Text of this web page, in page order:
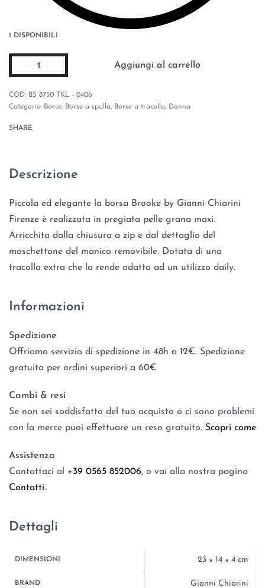
1 DISPONIBILI
Aggiungi al carrello
BS 8750 TKL - 0406
Categorie: Borse, Borse a spalla, Borse a tracolla, Donna
SHARE
Descrizione
Piccola ed elegante la borsa Brooke by Gianni Chiarini
Firenze è realizzata in pregiata pelle grana maxi.
Arricchita dalla chiusura a zip e dal dettaglio del
moschettone del manico removibile. Dotata di una
tracolla extra che la rende adatta ad un utilizzo daily.
Informazioni
Spedizione
Offriamo servizio di spedizione in 48h a 12€. Spedizione
gratuita per ordini superiori a 60€
Cambi & resi
Se non sei soddisfatto del tuo acquisto o ci sono problemi
con la merce puoi effettuare un reso gratuito. Scopri come
Assistenza
Contattaci al +39 0565 852006, o vai alla nostra pagina
Contatti.
Dettagli
DIMENSIONI 23 × 14 × 4 cm
BRAND Gianni Chiarini